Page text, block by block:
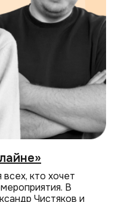
кто хочет
В
Чистяков и